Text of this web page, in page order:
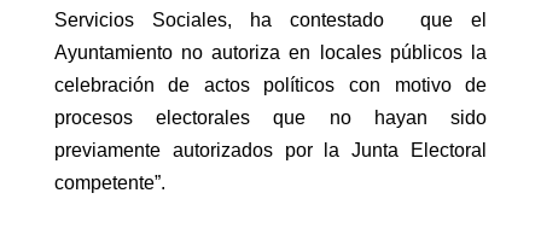
Servicios Sociales, ha contestado que el
Ayuntamiento no autoriza en locales públicos la
celebración de actos políticos con motivo de
procesos electorales que no hayan sido
previamente autorizados por la Junta Electoral
competente”.